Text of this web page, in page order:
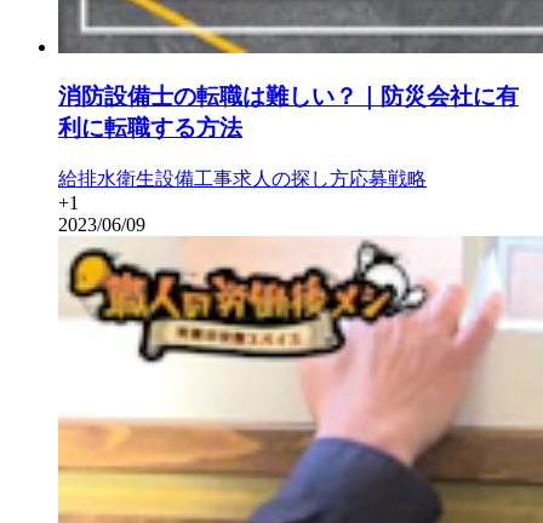
消防設備士の転職は難しい？｜防災会社に有
利に転職する方法
給排水衛生設備工事求人の探し方応募戦略
+1
2023/06/09